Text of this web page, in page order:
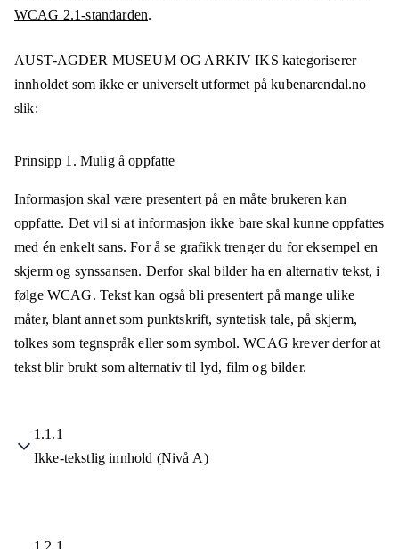
WCAG 2.1-standarden.
AUST-AGDER MUSEUM OG ARKIV IKS kategoriserer
innholdet som ikke er universelt utformet påkubenarendal.no
slik:
Prinsipp 1. Mulig å oppfatte
Informasjon skal være presentert på en måte brukeren kan
oppfatte. Det vil si at informasjon ikke bare skal kunne oppfattes
med én enkelt sans. For å se grafikk trenger du for eksempel en
skjerm og synssansen. Derfor skal bilder ha en alternativ tekst, i
følge WCAG. Tekst kan også bli presentert på mange ulike
måter, blant annet som punktskrift, syntetisk tale, på skjerm,
tolkes som tegnspråk eller som symbol. WCAG krever derfor at
tekst blir brukt som alternativ til lyd, film og bilder.
1.1.1
Ikke-tekstlig innhold (Nivå A)